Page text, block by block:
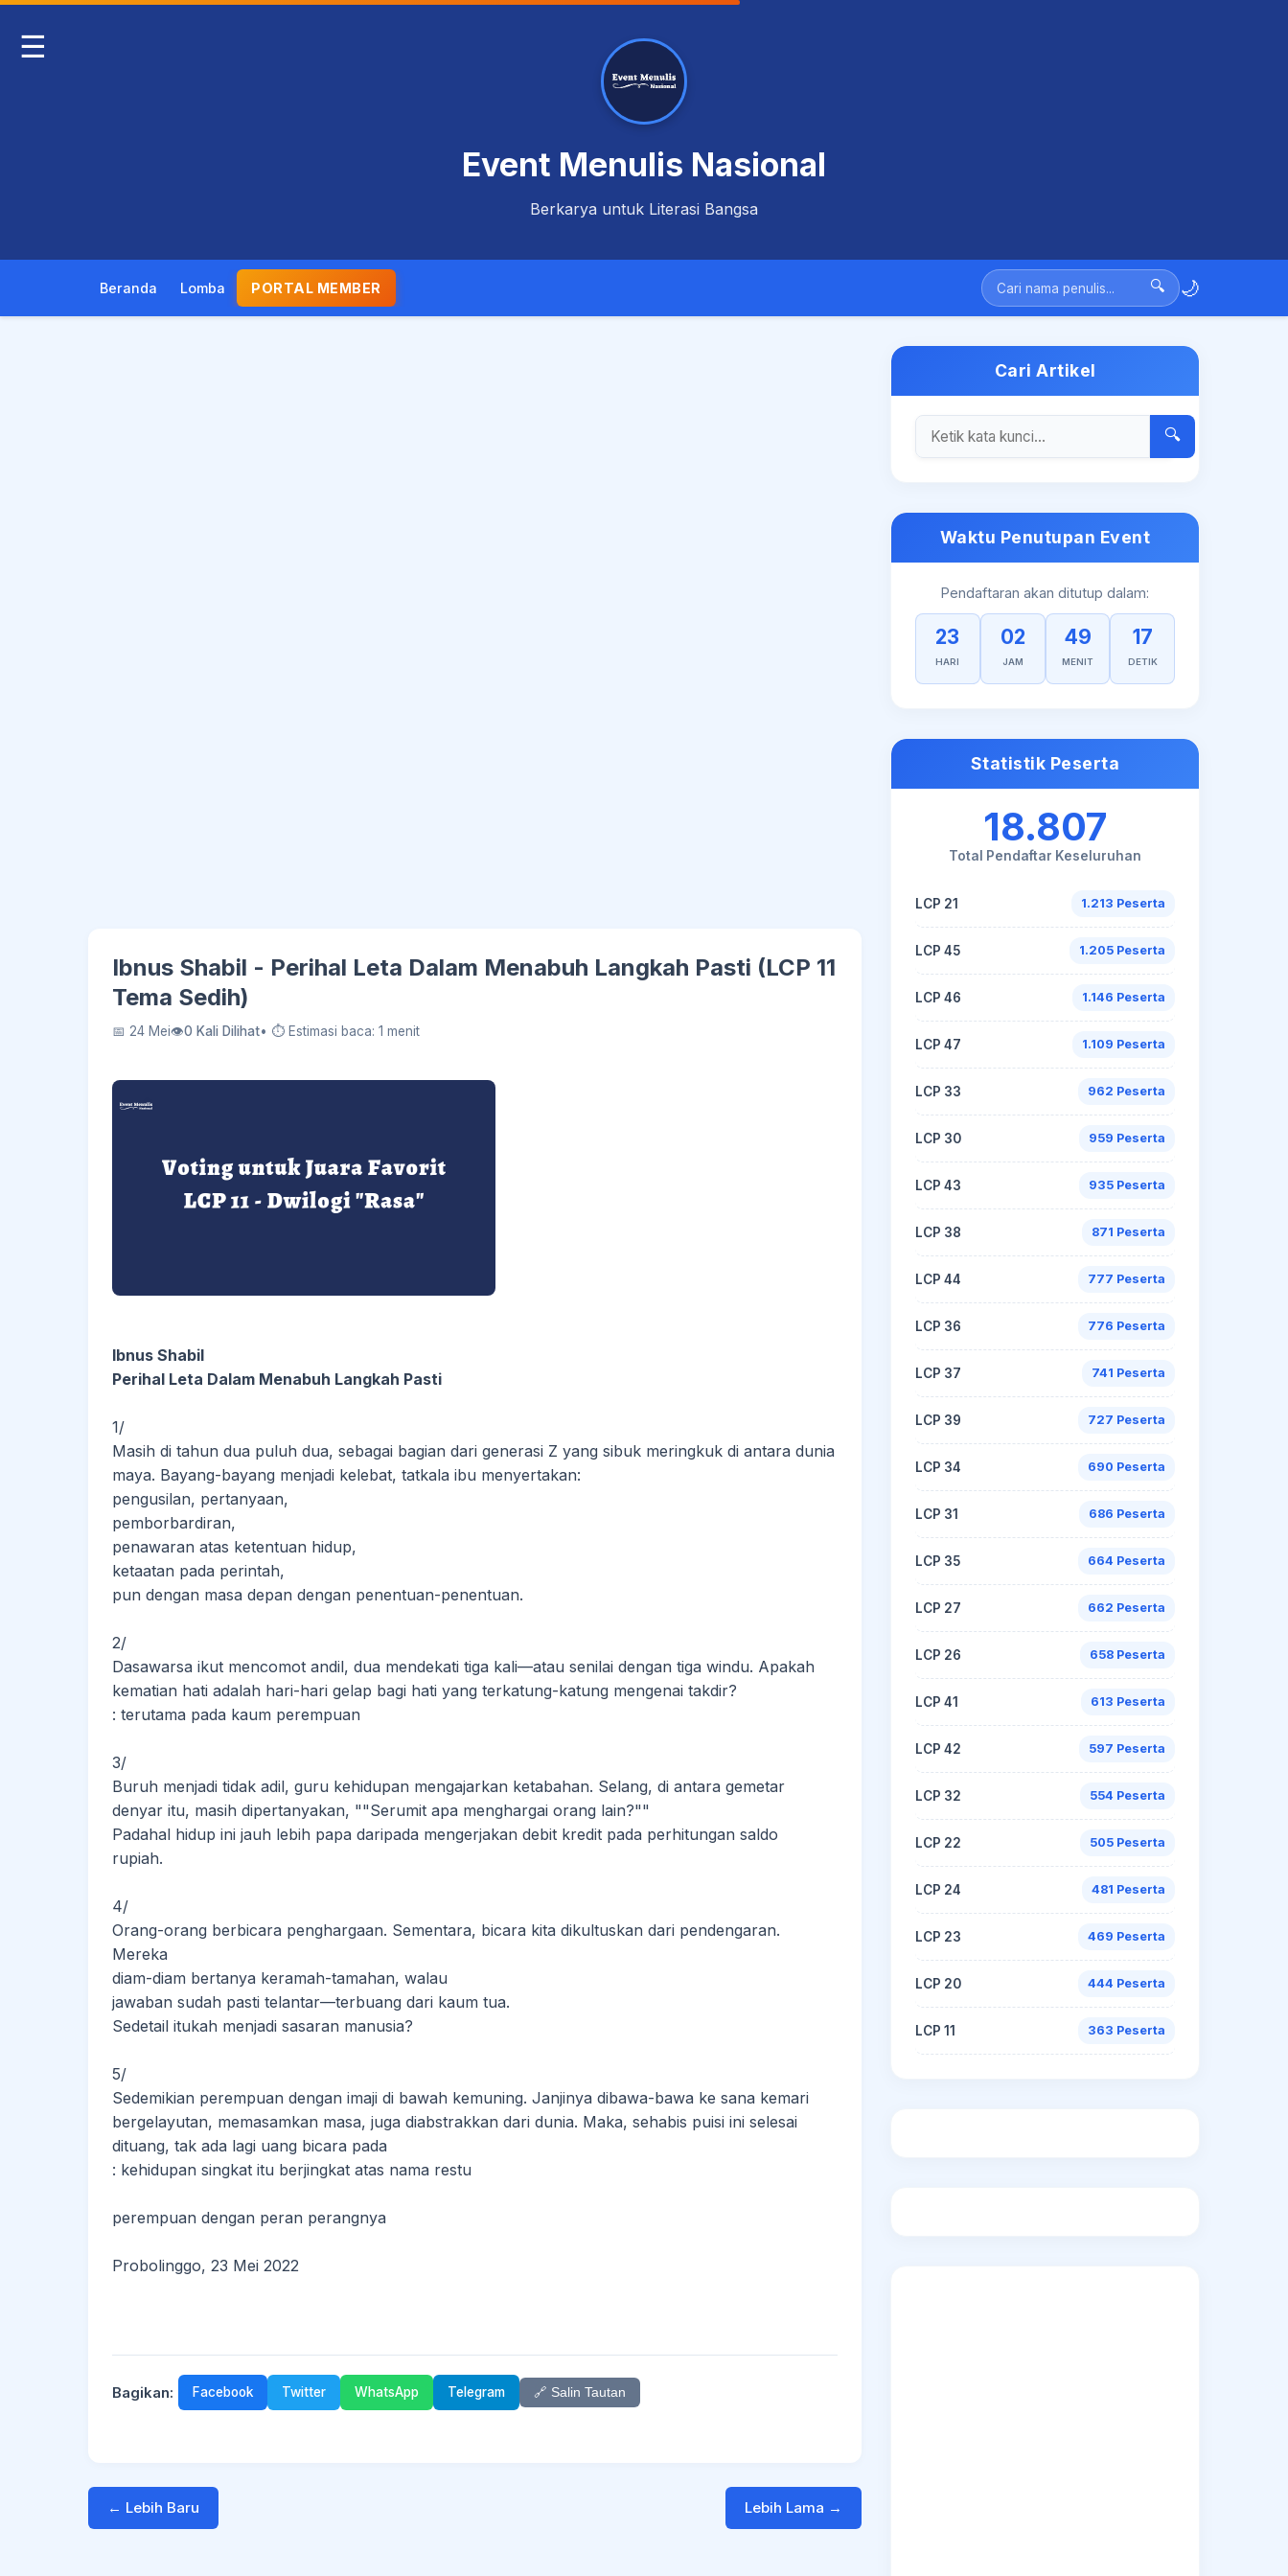
☰
Event Menulis Nasional
Berkarya untuk Literasi Bangsa
Beranda Lomba PORTAL MEMBER 🔍 🌙
Ibnus Shabil - Perihal Leta Dalam Menabuh Langkah Pasti (LCP 11
Tema Sedih)
📅 24 Mei👁0 Kali Dilihat• ⏱ Estimasi baca: 1 menit
Ibnus Shabil
Perihal Leta Dalam Menabuh Langkah Pasti
1/
Masih di tahun dua puluh dua, sebagai bagian dari generasi Z yang sibuk meringkuk di antara dunia
maya. Bayang-bayang menjadi kelebat, tatkala ibu menyertakan:
pengusilan, pertanyaan,
pemborbardiran,
penawaran atas ketentuan hidup,
ketaatan pada perintah,
pun dengan masa depan dengan penentuan-penentuan.
2/
Dasawarsa ikut mencomot andil, dua mendekati tiga kali—atau senilai dengan tiga windu. Apakah
kematian hati adalah hari-hari gelap bagi hati yang terkatung-katung mengenai takdir?
: terutama pada kaum perempuan
3/
Buruh menjadi tidak adil, guru kehidupan mengajarkan ketabahan. Selang, di antara gemetar
denyar itu, masih dipertanyakan, ""Serumit apa menghargai orang lain?""
Padahal hidup ini jauh lebih papa daripada mengerjakan debit kredit pada perhitungan saldo
rupiah.
4/
Orang-orang berbicara penghargaan. Sementara, bicara kita dikultuskan dari pendengaran.
Mereka
diam-diam bertanya keramah-tamahan, walau
jawaban sudah pasti telantar—terbuang dari kaum tua.
Sedetail itukah menjadi sasaran manusia?
5/
Sedemikian perempuan dengan imaji di bawah kemuning. Janjinya dibawa-bawa ke sana kemari
bergelayutan, memasamkan masa, juga diabstrakkan dari dunia. Maka, sehabis puisi ini selesai
dituang, tak ada lagi uang bicara pada
: kehidupan singkat itu berjingkat atas nama restu
perempuan dengan peran perangnya
Probolinggo, 23 Mei 2022
Bagikan: Facebook Twitter WhatsApp Telegram 🔗 Salin Tautan
← Lebih Baru Lebih Lama →
Cari Artikel
🔍
Waktu Penutupan Event
Pendaftaran akan ditutup dalam:
23
HARI
02
JAM
49
MENIT
16
DETIK
Statistik Peserta
18.807
Total Pendaftar Keseluruhan
LCP 21 1.213 Peserta
LCP 45 1.205 Peserta
LCP 46 1.146 Peserta
LCP 47 1.109 Peserta
LCP 33 962 Peserta
LCP 30 959 Peserta
LCP 43 935 Peserta
LCP 38 871 Peserta
LCP 44 777 Peserta
LCP 36 776 Peserta
LCP 37 741 Peserta
LCP 39 727 Peserta
LCP 34 690 Peserta
LCP 31 686 Peserta
LCP 35 664 Peserta
LCP 27 662 Peserta
LCP 26 658 Peserta
LCP 41 613 Peserta
LCP 42 597 Peserta
LCP 32 554 Peserta
LCP 22 505 Peserta
LCP 24 481 Peserta
LCP 23 469 Peserta
LCP 20 444 Peserta
LCP 11 363 Peserta